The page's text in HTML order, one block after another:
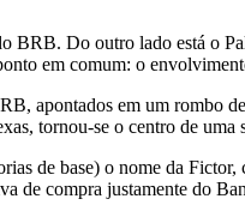
BRB. Do outro lado está o
em comum: o
apontados em um rombo
tornou-se o centro de
de base) o nome da
de compra justamente do